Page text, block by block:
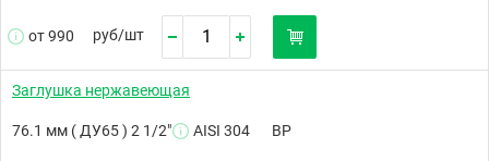
от 990 руб/шт
Заглушка нержавеющая
76.1 мм ( ДУ65 ) 2 1/2" AISI 304 ВР